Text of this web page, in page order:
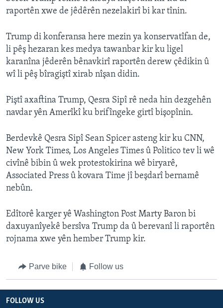
Zimanên Din
raportên xwe de jêdêrên nezelakirî bi kar tînin.
Trump di konferansa here mezin ya konservatîfan de,
li pêş hezaran kes medya tawanbar kir ku ligel
karanîna jêderên bênavkirî raportên derew çêdikin û
wî li pêş bîragiştî xirab nîşan didin.
Piştî axaftina Trump, Qesra Sipî rê neda hin dezgehên
navdar yên Amerîkî ku brifîngeke girtî bişopînin.
Berdevkê Qesra Sipî Sean Spicer asteng kir ku CNN,
New York Times, Los Angeles Times û Politico tev li wê
civînê bibin û wek protestokirina wê biryarê,
Associated Press û kovara Time jî beşdarî bernamê
nebûn.
Edîtorê karger yê Washington Post Marty Baron bi
daxuyanîyekê bersîva Trump da û berevanî li raportên
rojnama xwe yên hember Trump kir.
Parve bike Follow us
FOLLOW US